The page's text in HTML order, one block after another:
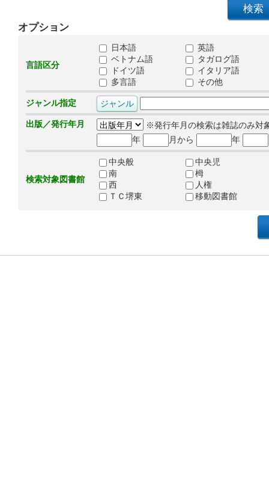
オプション
言語区分
日本語
英語
ベトナム語
タガログ語
ドイツ語
イタリア語
多言語
その他
ジャンル指定
出版／発行年月
※発行年月の検索は雑誌のみ対
年
月から 年
検索対象図書館
中央般
中央児
南
栂
西
人権
ＴＣ堺東
移動図書館